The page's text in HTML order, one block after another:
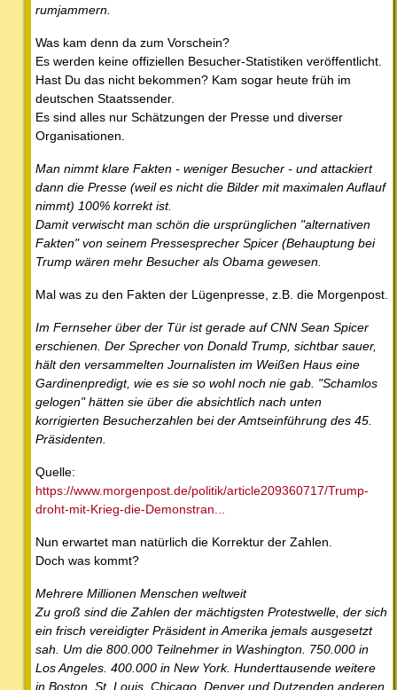
rumjammern.
Was kam denn da zum Vorschein?
Es werden keine offiziellen Besucher-Statistiken veröffentlicht.
Hast Du das nicht bekommen? Kam sogar heute früh im
deutschen Staatssender.
Es sind alles nur Schätzungen der Presse und diverser
Organisationen.
Man nimmt klare Fakten - weniger Besucher - und attackiert
dann die Presse (weil es nicht die Bilder mit maximalen Auflauf
nimmt) 100% korrekt ist.
Damit verwischt man schön die ursprünglichen "alternativen
Fakten" von seinem Pressesprecher Spicer (Behauptung bei
Trump wären mehr Besucher als Obama gewesen.
Mal was zu den Fakten der Lügenpresse, z.B. die Morgenpost.
Im Fernseher über der Tür ist gerade auf CNN Sean Spicer
erschienen. Der Sprecher von Donald Trump, sichtbar sauer,
hält den versammelten Journalisten im Weißen Haus eine
Gardinenpredigt, wie es sie so wohl noch nie gab. "Schamlos
gelogen" hätten sie über die absichtlich nach unten
korrigierten Besucherzahlen bei der Amtseinführung des 45.
Präsidenten.
Quelle:
https://www.morgenpost.de/politik/article209360717/Trump-
droht-mit-Krieg-die-Demonstran...
Nun erwartet man natürlich die Korrektur der Zahlen.
Doch was kommt?
Mehrere Millionen Menschen weltweit
Zu groß sind die Zahlen der mächtigsten Protestwelle, der sich
ein frisch vereidigter Präsident in Amerika jemals ausgesetzt
sah. Um die 800.000 Teilnehmer in Washington. 750.000 in
Los Angeles. 400.000 in New York. Hunderttausende weitere
in Boston, St. Louis, Chicago, Denver und Dutzenden anderen